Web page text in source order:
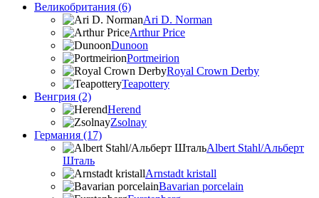
Великобритания (6)
Ari D. Norman
Arthur Price
Dunoon
Portmeirion
Royal Crown Derby
Teapottery
Венгрия (2)
Herend
Zsolnay
Германия (17)
Albert Stahl/Альбеpт
Шталь
Arnstadt kristall
Bavarian porcelain